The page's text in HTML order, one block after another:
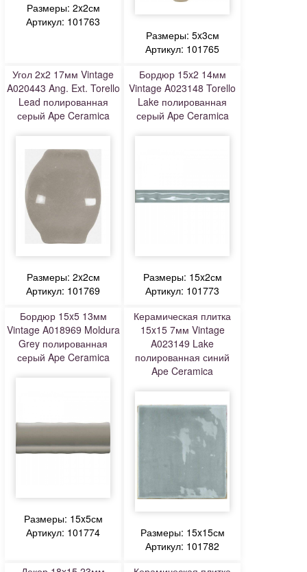
Размеры: 2x2см
Артикул: 101763
Размеры: 5x3см
Артикул: 101765
Угол 2x2 17мм Vintage
A020443 Ang. Ext. Torello
Lead полированная
серый Ape Ceramica
Размеры: 2x2см
Артикул: 101769
Бордюр 15x2 14мм
Vintage A023148 Torello
Lake полированная
серый Ape Ceramica
Размеры: 15x2см
Артикул: 101773
Бордюр 15x5 13мм
Vintage A018969 Moldura
Grey полированная
серый Ape Ceramica
Размеры: 15x5см
Артикул: 101774
Керамическая плитка
15x15 7мм Vintage
A023149 Lake
полированная синий
Ape Ceramica
Размеры: 15x15см
Артикул: 101782